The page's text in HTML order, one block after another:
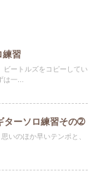
練習
ビートルズをコピーしてい
は一...
ターソロ練習その➁
いのほか早いテンポと、